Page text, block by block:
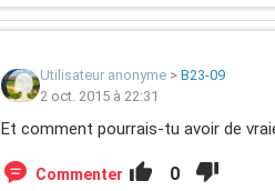
Utilisateur anonyme > B23-09
2 oct. 2015 à 22:31
Et comment pourrais-tu avoir de
Commenter 0